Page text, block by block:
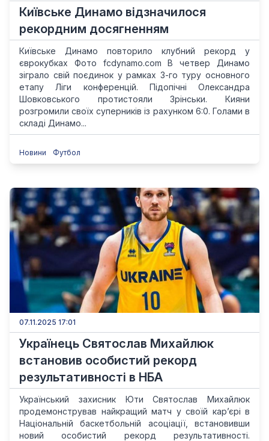
Київське Динамо відзначилося
рекордним досягненням
Київське Динамо повторило клубний рекорд у
єврокубках Фото fcdynamo.com В четвер Динамо
зіграло свій поєдинок у рамках 3-го туру основного
етапу Ліги конференцій. Підопічні Олександра
Шовковського протистояли Зрінськи. Кияни
розгромили своїх суперників із рахунком 6:0. Голами в
складі Динамо...
Новини Футбол
07.11.2025 17:01
Українець Святослав Михайлюк
встановив особистий рекорд
результативності в НБА
Український захисник Юти Святослав Михайлюк
продемонстрував найкращий матч у своїй кар’єрі в
Національній баскетбольній асоціації, встановивши
новий особистий рекорд результативності.